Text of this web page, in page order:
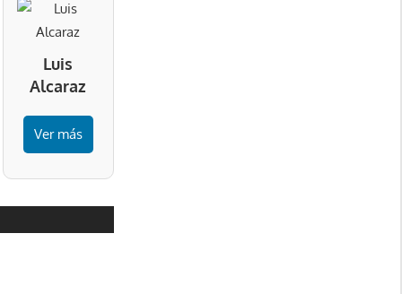
Luis
Alcaraz
Ver más